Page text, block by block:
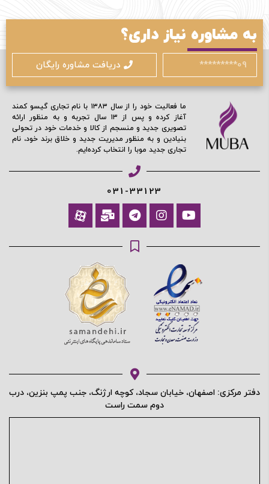
به مشاوره نیاز داری؟
دریافت مشاوره رایگان
ما فعالیت خود را از سال ۱۳۸۳ با نام تجاری گیسو کمند
آغاز کرده و پس از ۱۳ سال تجربه و به منظور ارائه
تصویری جدید و منسجم از کالا و خدمات خود در تحولی
بنیادین و به منظور مدیریت جدید و خلاق برند خود، نام
تجاری جدید موبا را انتخاب کرده‌ایم.
031-33123
دفتر مرکزی: اصفهان، خیابان سجاد، کوچه ارژنگ، جنب پمپ بنزین، درب
دوم سمت راست
ادامه دهید
آیا هنوز عضو نشده اید؟ اکنون ثبت نام کنید
محافظت شده توسط